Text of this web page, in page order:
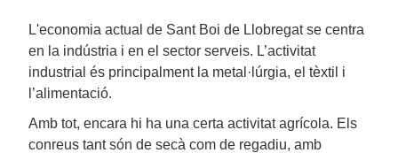
L'economia actual de Sant Boi de Llobregat se centra
en la indústria i en el sector serveis. L’activitat
industrial és principalment la metal·lúrgia, el tèxtil i
l’alimentació.
Amb tot, encara hi ha una certa activitat agrícola. Els
conreus tant són de secà com de regadiu, amb